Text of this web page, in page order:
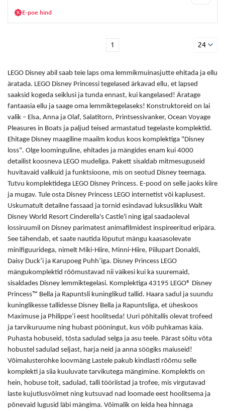
E-poe hind
1 24
LEGO Disney abil saab teie laps oma lemmikmuinasjutte ehitada ja ellu
äratada. LEGO Disney Princessi tegelased ärkavad ellu, et lapsed
saaksid kogeda seiklusi ja tunda ennast, kui kangelased! Äratage
fantaasia ellu ja saage oma lemmiktegelaseks! Konstruktoreid on lai
valik – Elsa, Anna ja Olaf, Salatitorn, Printsessivanker, Ocean Voyage
Pleasures in Boats ja paljud teised armastatud tegelaste komplektid.
Ehitage Disney maagiline maailm kodus koos komplektiga "Disney
loss". Olge loominguline, ehitades ja mängides enam kui 4000
detailist koosneva LEGO mudeliga. Pakett sisaldab mitmesuguseid
huvitavaid valikuid ja funktsioone, mis on seotud Disney teemaga.
Tutvu komplektidega LEGO Disney Princess. E-pood on selle jaoks kiire
ja mugav. Tule osta Disney Princess LEGO internetist või kaplusest.
Uskumatult detailne fassaad ja tornid esindavad luksuslikku Walt
Disney World Resort Cinderella's Castle'i ning igal saadaoleval
lossiruumil on Disney parimatest animafilmidest inspireeritud eripära.
See tähendab, et saate nautida lõputut mängu kaasasolevate
minifiguuridega, nimelt Miki-Hiire, Minni-Hiire, Piilupart Donaldi,
Daisy Duck’i ja Karupoeg Puhh’iga. Disney Princess LEGO
mängukomplektid rõõmustavad nii väikesi kui ka suuremaid,
sisaldades Disney lemmiktegelasi. Komplektiga 43195 LEGO® Disney
Princess™ Bella ja Rapuntsli kuninglikud tallid. Haara sadul ja suundu
kuninglikesse tallidesse Disney Bella ja Rapuntsliga, et üheskoos
Maximuse ja Philippe’i eest hoolitseda! Uuri põhitallis olevat trofeed
ja tarvikuruume ning hubast pööningut, kus võib puhkamas käia.
Puhasta hobuseid, tõsta sadulad selga ja asu teele. Pärast sõitu võta
hobustel sadulad seljast, harja neid ja anna söögiks maiuseid!
Võimalusterohke loovmäng Lastele pakub kindlasti rõõmu selle
komplekti ja siia kuuluvate tarvikutega mängimine. Komplektis on
hein, hobuse toit, sadulad, talli tööriistad ja trofee, mis virgutavad
laste kujutlusvõimet ning kutsuvad nad loomade eest hoolitsema ja
põnevaid lugusid läbi mängima. Võimalik on leida hea hinnaga